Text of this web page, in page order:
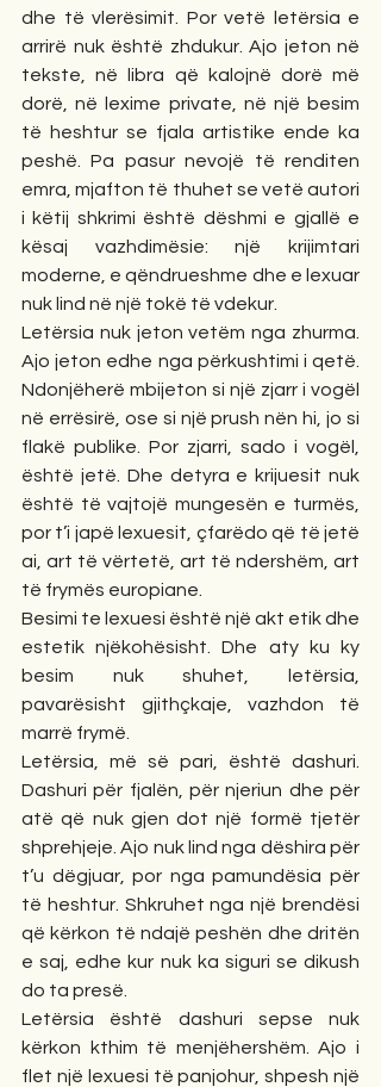
dhe të vlerësimit. Por vetë letërsia e
arrirë nuk është zhdukur. Ajo jeton në
tekste, në libra që kalojnë dorë më
dorë, në lexime private, në një besim
të heshtur se fjala artistike ende ka
peshë. Pa pasur nevojë të renditen
emra, mjafton të thuhet se vetë autori
i këtij shkrimi është dëshmi e gjallë e
kësaj vazhdimësie: një krijimtari
moderne, e qëndrueshme dhe e lexuar
nuk lind në një tokë të vdekur.
Letërsia nuk jeton vetëm nga zhurma.
Ajo jeton edhe nga përkushtimi i qetë.
Ndonjëherë mbijeton si një zjarr i vogël
në errësirë, ose si një prush nën hi, jo si
flakë publike. Por zjarri, sado i vogël,
është jetë. Dhe detyra e krijuesit nuk
është të vajtojë mungesën e turmës,
por t’i japë lexuesit, çfarëdo që të jetë
ai, art të vërtetë, art të ndershëm, art
të frymës europiane.
Besimi te lexuesi është një akt etik dhe
estetik njëkohësisht. Dhe aty ku ky
besim nuk shuhet, letërsia,
pavarësisht gjithçkaje, vazhdon të
marrë frymë.
Letërsia, më së pari, është dashuri.
Dashuri për fjalën, për njeriun dhe për
atë që nuk gjen dot një formë tjetër
shprehjeje. Ajo nuk lind nga dëshira për
t’u dëgjuar, por nga pamundësia për
të heshtur. Shkruhet nga një brendësi
që kërkon të ndajë peshën dhe dritën
e saj, edhe kur nuk ka siguri se dikush
do ta presë.
Letërsia është dashuri sepse nuk
kërkon kthim të menjëhershëm. Ajo i
flet një lexuesi të panjohur, shpesh një